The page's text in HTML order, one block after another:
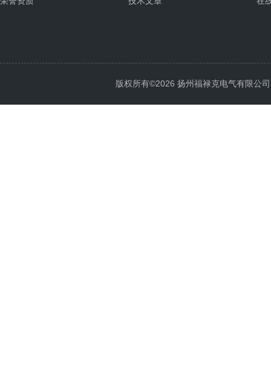
版权所有©2026 扬州福禄克电气有限公